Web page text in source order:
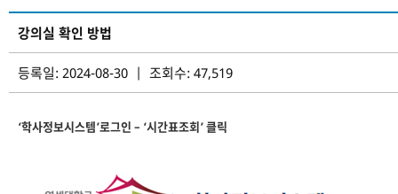
강의실 확인 방법
등록일: 2024-08-30 | 조회수: 47,519
‘학사정보시스템’로그인 – ‘시간표조회’ 클릭